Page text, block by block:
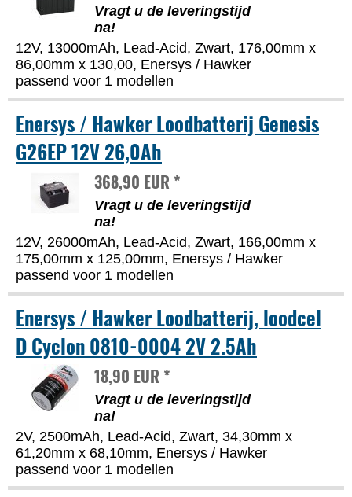
Vragt u de leveringstijd
na!
12V, 13000mAh, Lead-Acid, Zwart, 176,00mm x
86,00mm x 130,00, Enersys / Hawker
passend voor 1 modellen
Enersys / Hawker Loodbatterij Genesis
G26EP 12V 26,0Ah
368,90 EUR *
Vragt u de leveringstijd
na!
12V, 26000mAh, Lead-Acid, Zwart, 166,00mm x
175,00mm x 125,00mm, Enersys / Hawker
passend voor 1 modellen
Enersys / Hawker Loodbatterij, loodcel
D Cyclon 0810-0004 2V 2.5Ah
18,90 EUR *
Vragt u de leveringstijd
na!
2V, 2500mAh, Lead-Acid, Zwart, 34,30mm x
61,20mm x 68,10mm, Enersys / Hawker
passend voor 1 modellen